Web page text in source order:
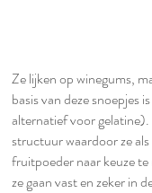
Ze lijken op winegums,
basis van deze snoepjes
alternatief voor
structuur waardoor ze
fruitpoeder naar keuze
ze gaan vast en zeker in